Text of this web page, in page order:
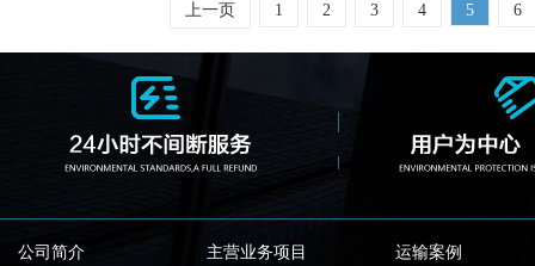
上一页 1 2 3 4 5 6
公司简介 主营业务项目 运输案例